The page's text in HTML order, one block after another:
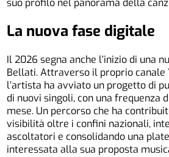
suo profilo nel panorama della
La nuova fase digitale
Il 2026 segna anche l’inizio di una
Bellati. Attraverso il proprio canale
l’artista ha avviato un progetto di
di nuovi singoli, con una frequenza
mese. Un percorso che ha
visibilità oltre i confini nazionali,
ascoltatori e consolidando una
interessata alla sua proposta